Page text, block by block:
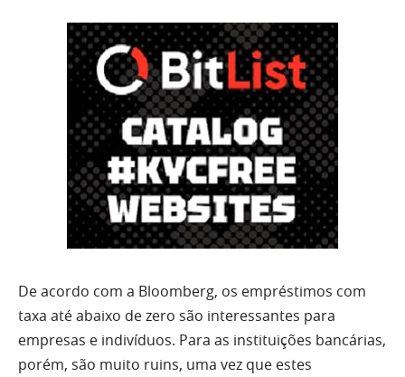
De acordo com a Bloomberg, os empréstimos com
taxa até abaixo de zero são interessantes para
empresas e indivíduos. Para as instituições bancárias,
porém, são muito ruins, uma vez que estes